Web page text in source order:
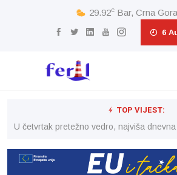
29.92c Bar, Crna Gora
6
TOP VIJEST:
U četvrtak pretežno vedro, najviša